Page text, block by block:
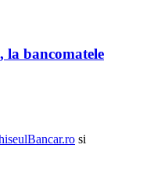
la bancomatele
si